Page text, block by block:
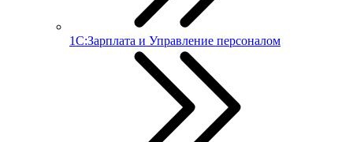
1С:Зарплата и Управление персоналом